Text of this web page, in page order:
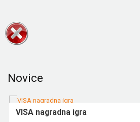
Novice
VISA nagradna igra